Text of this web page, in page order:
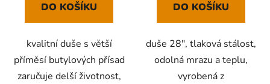
DO KOŠÍKU
kvalitní duše s větší
příměsí butylových přísad
zaručuje delší životnost,
DO KOŠÍKU
duše 28", tlaková stálost,
odolná mrazu a teplu,
vyrobená z